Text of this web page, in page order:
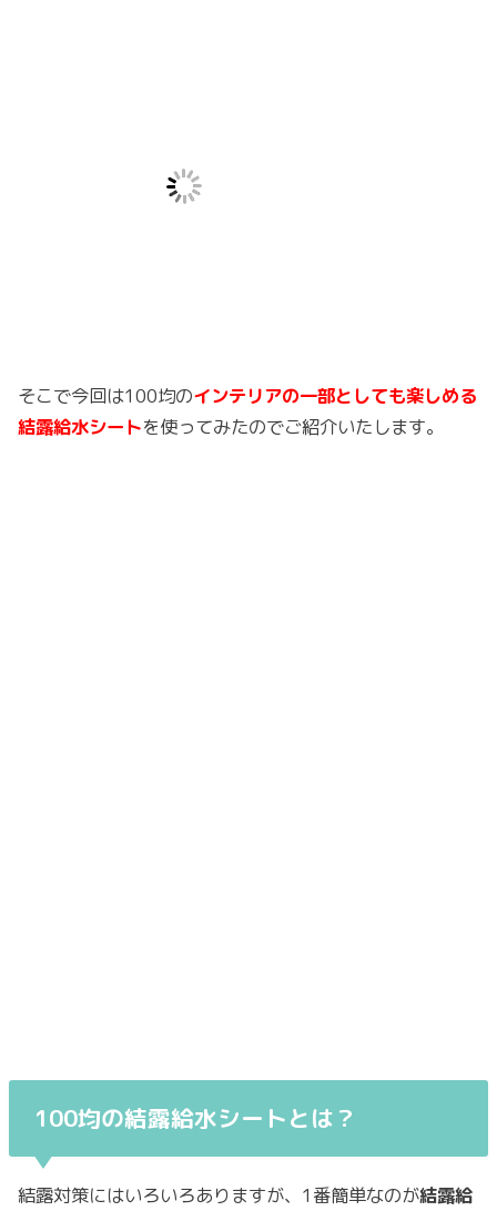
そこで今回は100均のインテリアの一部としても楽しめる
結露給水シートを使ってみたのでご紹介いたします。
100均の結露給水シートとは？
結露対策にはいろいろありますが、1番簡単なのが結露給